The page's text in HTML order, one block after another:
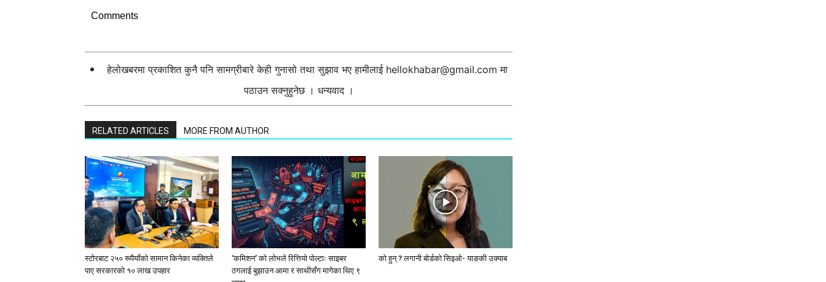
Comments
हेलोखबरमा प्रकाशित कुनै पनि सामग्रीबारे केही गुनासो तथा सुझाव भए हामीलाई hellokhabar@gmail.com मा
पठाउन सक्नुहुनेछ । धन्यवाद ।
RELATED ARTICLES MORE FROM AUTHOR
स्टाेरबाट २५० रूपैयाँको सामान किनेका व्यक्तिले
पाए सरकारको १० लाख उपहार
‘कमिशन’ को लोभले रित्तियो पोल्टाः साइबर
ठगलाई बुझाउन आमा र साथीसँग मागेका थिए ९
को हुन् ? लगानी बोर्डको सिइओ- याङकी उक्याब